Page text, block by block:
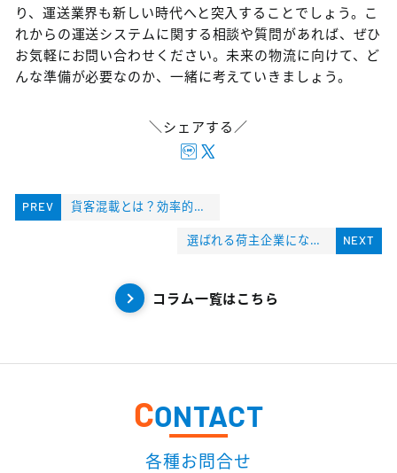
り、運送業界も新しい時代へと突入することでしょう。こ
れからの運送システムに関する相談や質問があれば、ぜひ
お気軽にお問い合わせください。未来の物流に向けて、ど
んな準備が必要なのか、一緒に考えていきましょう。
＼シェアする／
PREV 貨客混載とは？効率的な運送手法と成功事例を徹底解説！地域活性化と環境負荷削減の未来
NEXT
選ばれる荷主企業になるための方法
コラム一覧はこちら
CONTACT
各種お問合せ